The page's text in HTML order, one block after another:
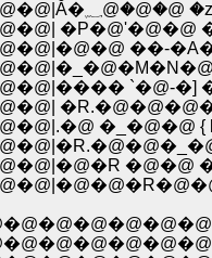
�P�@'�@�@
��-
`�@-�]
�_�@�@